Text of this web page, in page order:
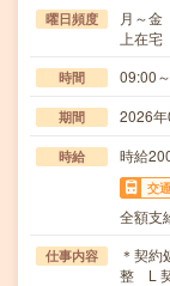
曜日頻度
月～
上在宅
時間 09:00
期間 2026
時給 時給
交
全額支
仕事内容
＊契約
整 L